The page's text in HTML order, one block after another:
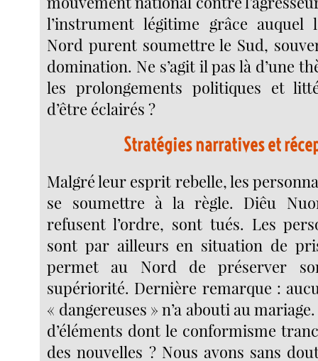
l’instrument légitime grâce auquel
Nord purent soumettre le Sud,
domination. Ne s’agit il pas là d’une
les prolongements politiques et
d’être éclairés ?
Stratégies narratives et
Malgré leur esprit rebelle, les
se soumettre à la règle. Diêu
refusent l’ordre, sont tués. Les
sont par ailleurs en situation de
permet au Nord de préserver
supériorité. Dernière remarque :
« dangereuses » n’a abouti au
d’éléments dont le conformisme
des nouvelles ? Nous avons sans